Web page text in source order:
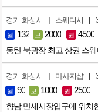
경기 화성시 | 스웨디시 |
월 132 보 2000 권 4500
동탄 북광장 최고 상권 스
경기 화성시 | 마사지샵 |
월 90 보 1000 권 2500
향남 만세시장입구에 위치